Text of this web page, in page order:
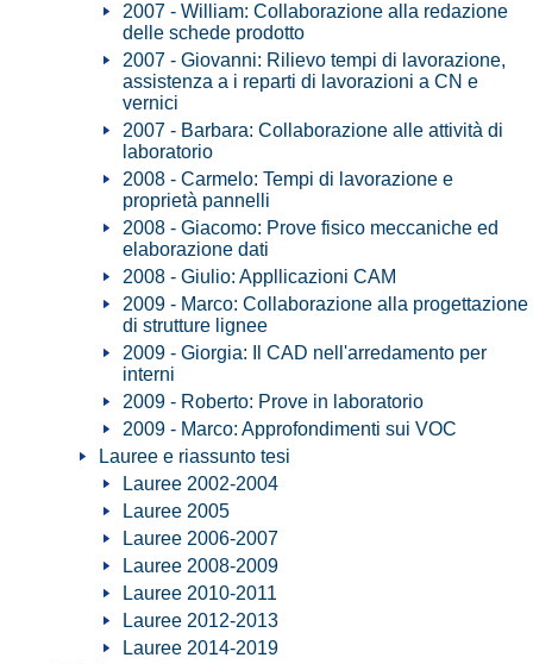
2007 - William: Collaborazione alla redazione
delle schede prodotto
2007 - Giovanni: Rilievo tempi di lavorazione,
assistenza a i reparti di lavorazioni a CN e
vernici
2007 - Barbara: Collaborazione alle attività di
laboratorio
2008 - Carmelo: Tempi di lavorazione e
proprietà pannelli
2008 - Giacomo: Prove fisico meccaniche ed
elaborazione dati
2008 - Giulio: Appllicazioni CAM
2009 - Marco: Collaborazione alla progettazione
di strutture lignee
2009 - Giorgia: Il CAD nell'arredamento per
interni
2009 - Roberto: Prove in laboratorio
2009 - Marco: Approfondimenti sui VOC
Lauree e riassunto tesi
Lauree 2002-2004
Lauree 2005
Lauree 2006-2007
Lauree 2008-2009
Lauree 2010-2011
Lauree 2012-2013
Lauree 2014-2019